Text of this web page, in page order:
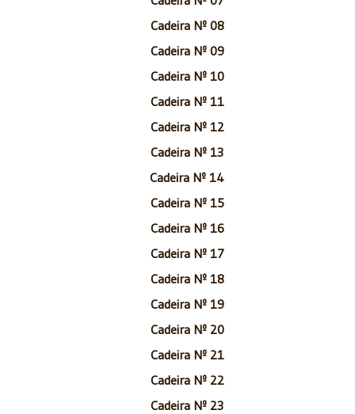
Cadeira Nº 08
Cadeira Nº 09
Cadeira Nº 10
Cadeira Nº 11
Cadeira Nº 12
Cadeira Nº 13
Cadeira Nº 14
Cadeira Nº 15
Cadeira Nº 16
Cadeira Nº 17
Cadeira Nº 18
Cadeira Nº 19
Cadeira Nº 20
Cadeira Nº 21
Cadeira Nº 22
Cadeira Nº 23